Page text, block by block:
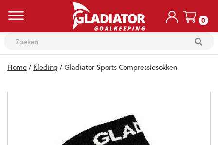
0
Home/ Kleding / Gladiator Sports Compressiesokken